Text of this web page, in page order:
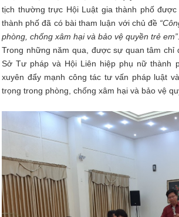
tịch thường trực Hội Luật gia thành phố
thành phố đã có bài tham luận với chủ đề
phòng, chống xâm hại và bảo vệ quyền trẻ em”.
Trong những năm qua, được sự quan tâm chỉ
Sở Tư pháp và Hội Liên hiệp phụ nữ thành
xuyên đẩy mạnh công tác tư vấn pháp luật
trọng trong phòng, chống xâm hại và bảo vệ